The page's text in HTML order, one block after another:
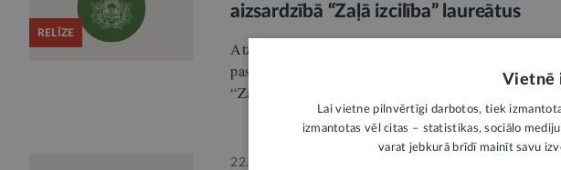
RELĪZE
aizsardzībā “Zaļā izcilība” laureātus
Atzīmējot Pasaules vides dienu Latvijā, šodien, 5.
pasniegšanas ceremonijā Valsts vides dienests (VVD)
“Zaļās izcilības”…
22.05.2026.
Vietnē
Lai vietne pilnvērtīgi darbotos, tiek
izmantotas vēl citas – statistikas, sociālo
varat jebkurā brīdī mainīt savu